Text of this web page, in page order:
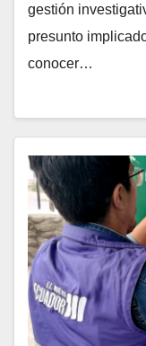
gestión
presunto
conocer…